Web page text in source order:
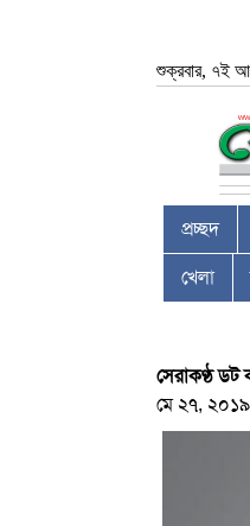
শুক্রবার, ৭ই
প্রচ্ছদ
খেলা
সেরাকণ্ঠ ডট
মে ২৭, ২০১৯